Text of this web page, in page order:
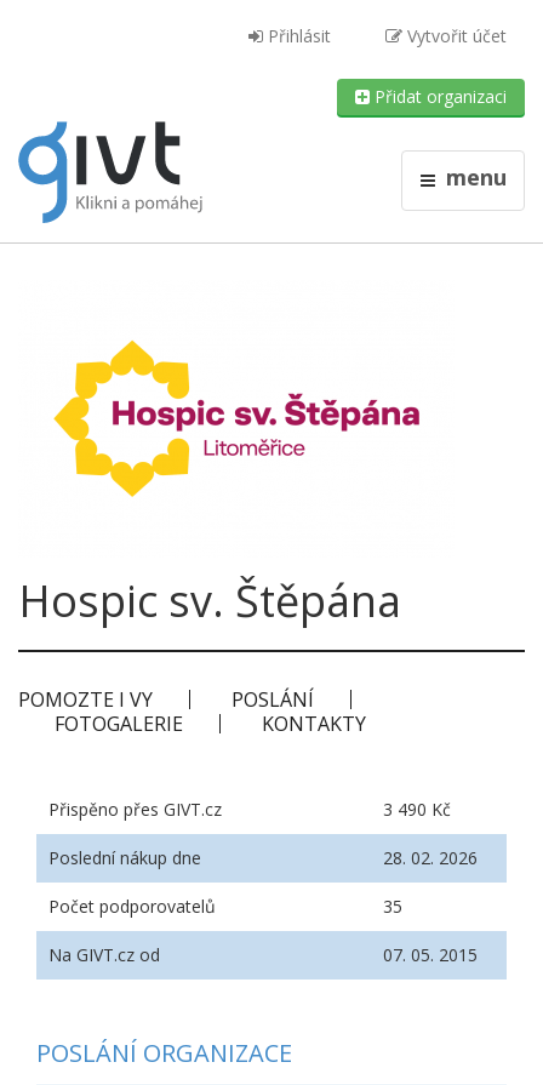
Přihlásit Vytvořit účet
Přidat organizaci
menu
Hospic sv. Štěpána
POMOZTE I VY
POSLÁNÍ
FOTOGALERIE
KONTAKTY
Přispěno přes GIVT.cz 3 490 Kč
Poslední nákup dne 28. 02. 2026
Počet podporovatelů 35
Na GIVT.cz od 07. 05. 2015
POSLÁNÍ ORGANIZACE